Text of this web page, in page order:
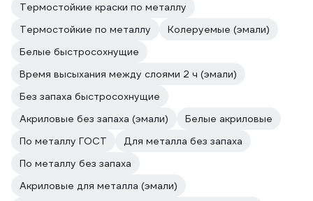
Термостойкие краски по металлу
Термостойкие по металлу
Колеруемые (эмали)
Белые быстросохнущие
Время высыхания между слоями 2 ч (эмали)
Без запаха быстросохнущие
Акриловые без запаха (эмали)
Белые акриловые
По металлу ГОСТ
Для металла без запаха
По металлу без запаха
Акриловые для металла (эмали)